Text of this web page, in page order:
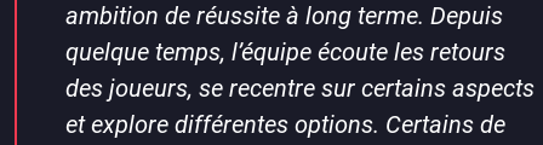
ambition de réussite à long terme. Depuis
quelque temps, l’équipe écoute les retours
des joueurs, se recentre sur certains aspects
et explore différentes options. Certains de